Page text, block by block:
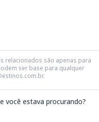
relacionados são apenas para
ser base para qualquer
você estava procurando?